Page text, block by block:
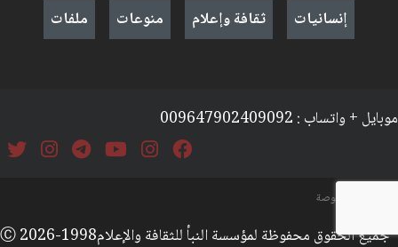
إنسانيات
ثقافة وإعلام منوعات ملفات
موبايل + واتساب : 009647902409092
السياسة والخصوصة
جميع الحقوق محفوظة لمؤسسة النبأ للثقافة والإعلامⒸ 2026-1998